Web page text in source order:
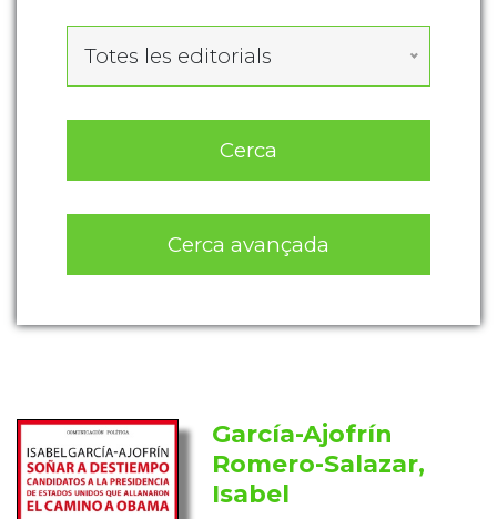
Totes les editorials
Cerca
Cerca avançada
García-Ajofrín
Romero-Salazar,
Isabel